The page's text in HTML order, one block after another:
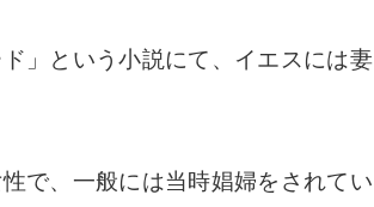
」という小説にて、イエスには妻
で、一般には当時娼婦をされてい